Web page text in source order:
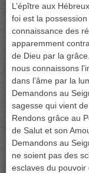
L’épître aux
foi est la
connaissance des
apparemment
de Dieu par la
nous connaissons
dans l’âme par la
Demandons au
sagesse qui vient de
Rendons grâce au
de Salut et son
Demandons au
ne soient pas des
esclaves du pouvoir